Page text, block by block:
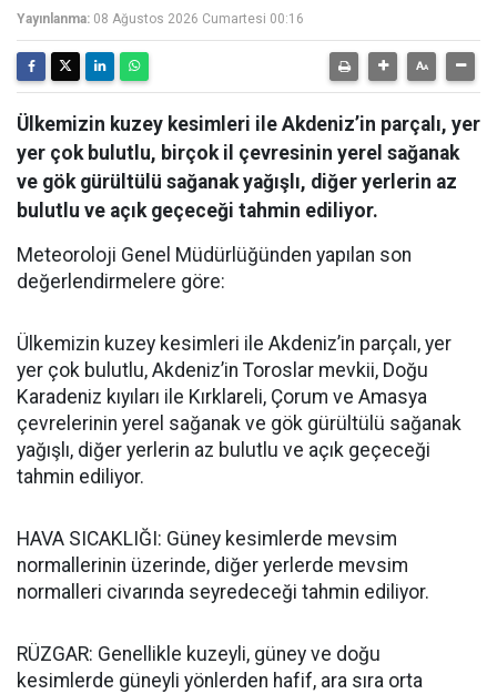
Yayınlanma: 08 Ağustos 2026 Cumartesi 00:16
Ülkemizin kuzey kesimleri ile Akdeniz’in parçalı, yer
yer çok bulutlu, birçok il çevresinin yerel sağanak
ve gök gürültülü sağanak yağışlı, diğer yerlerin az
bulutlu ve açık geçeceği tahmin ediliyor.
Meteoroloji Genel Müdürlüğünden yapılan son
değerlendirmelere göre:
Ülkemizin kuzey kesimleri ile Akdeniz’in parçalı, yer
yer çok bulutlu, Akdeniz’in Toroslar mevkii, Doğu
Karadeniz kıyıları ile Kırklareli, Çorum ve Amasya
çevrelerinin yerel sağanak ve gök gürültülü sağanak
yağışlı, diğer yerlerin az bulutlu ve açık geçeceği
tahmin ediliyor.
HAVA SICAKLIĞI: Güney kesimlerde mevsim
normallerinin üzerinde, diğer yerlerde mevsim
normalleri civarında seyredeceği tahmin ediliyor.
RÜZGAR: Genellikle kuzeyli, güney ve doğu
kesimlerde güneyli yönlerden hafif, ara sıra orta